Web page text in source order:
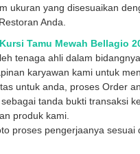
ukuran yang disesuaikan
Anda.
Tamu Mewah Bellagio
tenaga ahli dalam
karyawan kami untuk
untuk anda, proses Order
tanda bukti transaksi
produk kami.
proses pengerjaanya sesuai